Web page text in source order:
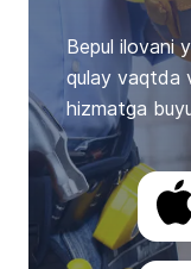
Bepul ilovani
qulay vaqtda
hizmatga